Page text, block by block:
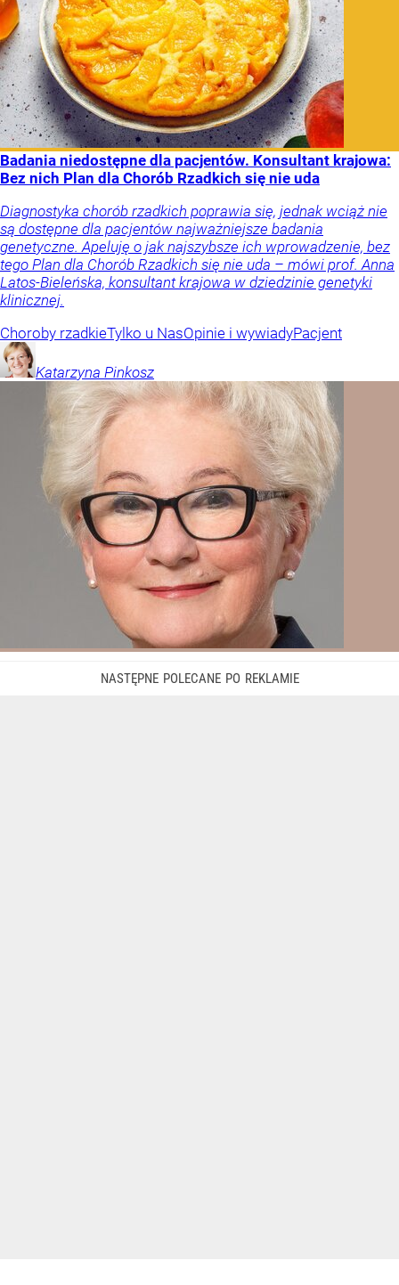
Badania niedostępne dla pacjentów. Konsultant krajowa:
Bez nich Plan dla Chorób Rzadkich się nie uda
Diagnostyka chorób rzadkich poprawia się, jednak wciąż nie
są dostępne dla pacjentów najważniejsze badania
genetyczne. Apeluję o jak najszybsze ich wprowadzenie, bez
tego Plan dla Chorób Rzadkich się nie uda – mówi prof. Anna
Latos-Bieleńska, konsultant krajowa w dziedzinie genetyki
klinicznej.
Choroby rzadkieTylko u NasOpinie i wywiadyPacjent
Katarzyna Pinkosz